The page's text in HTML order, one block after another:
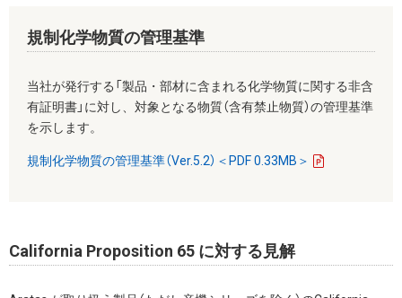
規制化学物質の管理基準
当社が発行する「製品・部材に含まれる化学物質に関する非含
有証明書」に対し、対象となる物質（含有禁止物質）の管理基準
を示します。
規制化学物質の管理基準（Ver.5.2）＜PDF 0.33MB＞
California Proposition 65 に対する見解